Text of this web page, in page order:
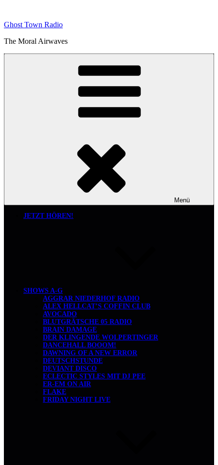
springen
Ghost Town Radio
The Moral Airwaves
Menü
JETZT HÖREN!
SHOWS A-G
AGGRAR NIEDERHOF RADIO
ALEX HELLCAT’S COFFIN CLUB
AVOCADO
BLUTGRÄTSCHE 05 RADIO
BRAIN DAMAGE
DER KLINGENDE WOLPERTINGER
DANCEHALL BOOOM!
DAWNING OF A NEW ERROR
DEUTSCHSTUNDE
DEVIANT DISCO
ECLECTIC STYLES MIT DJ PEE
ER-EM ON AIR
FLAKE
FRIDAY NIGHT LIVE